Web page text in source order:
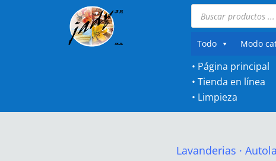
Búsqueda
productos
Todo
Modo
• Página principal
•Tienda en línea
• Limpieza
Lavanderias ·